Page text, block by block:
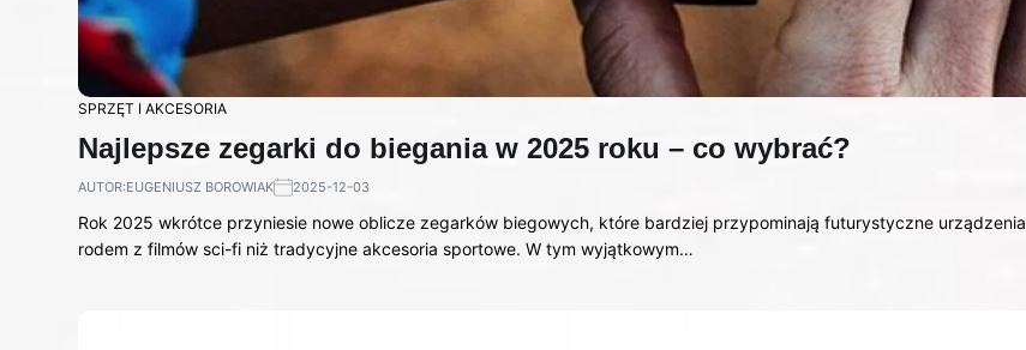
SPRZĘT I AKCESORIA
Najlepsze zegarki do biegania w 2025 roku – co wybrać?
AUTOR:EUGENIUSZ BOROWIAK 2025-12-03
Rok 2025 wkrótce przyniesie nowe oblicze zegarków biegowych, które bardziej przypominają futurystyczne urządzenia
rodem z filmów sci-fi niż tradycyjne akcesoria sportowe. W tym wyjątkowym…